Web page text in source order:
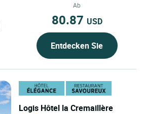
Ab
80.87 USD
Entdecken Sie
Logis Hôtel la Cremaillère